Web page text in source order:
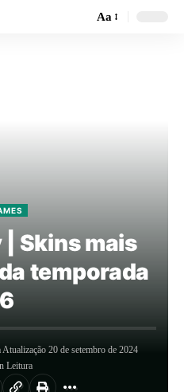
Aa
Skins mais
temporada
6
20 de setembro de 2024
Leitura